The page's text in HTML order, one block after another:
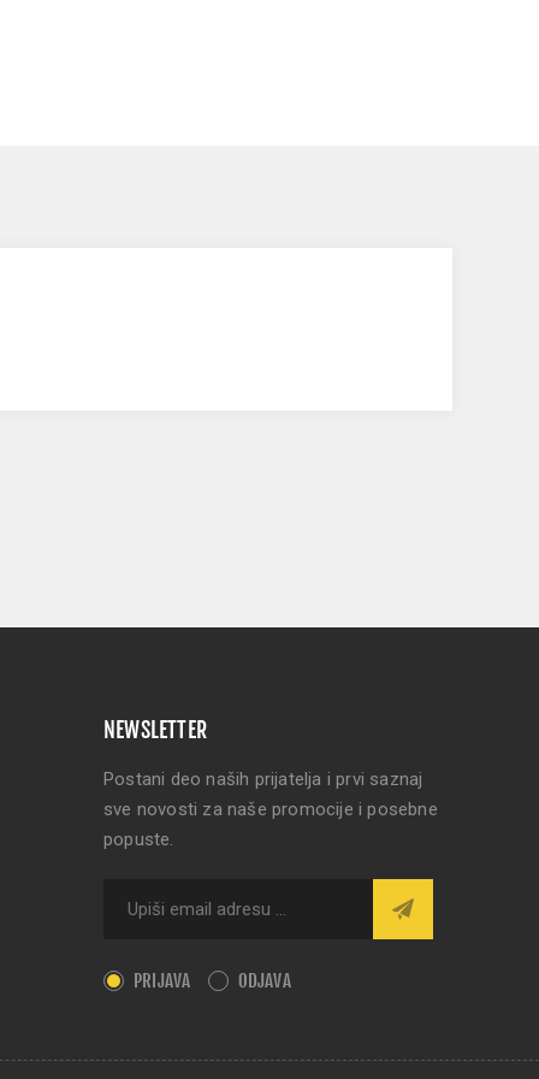
NEWSLETTER
Postani deo naših prijatelja i prvi saznaj
sve novosti za naše promocije i posebne
popuste.
PRIJAVA ODJAVA